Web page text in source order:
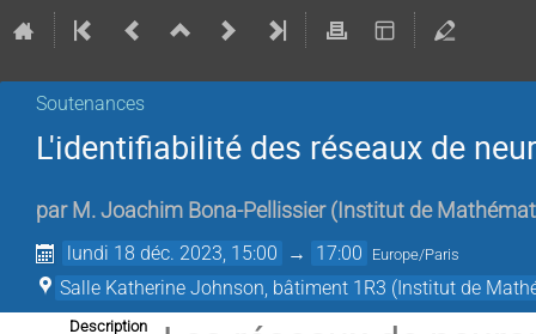
Soutenances
L'identifiabilité des réseaux de
par M. Joachim Bona-Pellissier ( Institut de
lundi 18 déc. 2023, 15:00 → 17:00 Europe/Paris
Salle Katherine Johnson, bâtiment 1R3 (Institut de
Description